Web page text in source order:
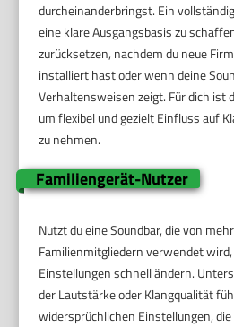
durcheinanderbringst. Ein
eine klare Ausgangsbasis zu
zurücksetzen, nachdem du neue
installiert hast oder wenn deine
Verhaltensweisen zeigt. Für dich ist
um flexibel und gezielt Einfluss auf
zu nehmen.
Familiengerät-Nutzer
Nutzt du eine Soundbar, die von
Familienmitgliedern verwendet
Einstellungen schnell ändern.
der Lautstärke oder Klangqualität
widersprüchlichen Einstellungen,